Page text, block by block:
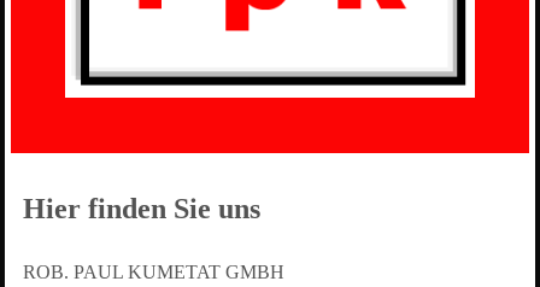
Hier finden Sie uns
ROB. PAUL KUMETAT GMBH